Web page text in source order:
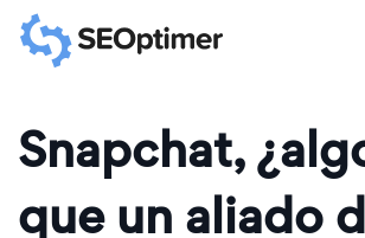
Snapchat,
que un aliado